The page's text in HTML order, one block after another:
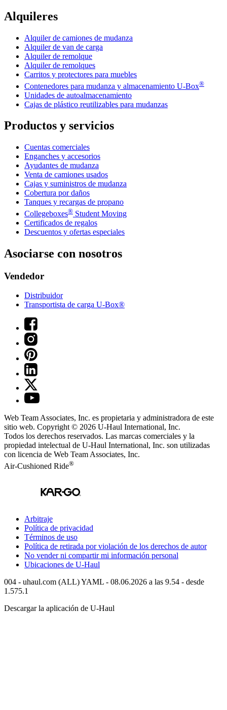
Alquileres
Alquiler de camiones de mudanza
Alquiler de van de carga
Alquiler de remolque
Alquiler de remolques
Carritos y protectores para muebles
Contenedores para mudanza y almacenamiento U-Box®
Unidades de autoalmacenamiento
Cajas de plástico reutilizables para mudanzas
Productos y servicios
Cuentas comerciales
Enganches y accesorios
Ayudantes de mudanza
Venta de camiones usados
Cajas y suministros de mudanza
Cobertura por daños
Tanques y recargas de propano
Collegeboxes® Student Moving
Certificados de regalos
Descuentos y ofertas especiales
Asociarse con nosotros
Vendedor
Distribuidor
Transportista de carga U-Box®
Web Team Associates, Inc. es propietaria y administradora de este
sitio web. Copyright © 2026 U-Haul International, Inc.
Todos los derechos reservados. Las marcas comerciales y la
propiedad intelectual de U-Haul International, Inc. son utilizadas
con licencia de Web Team Associates, Inc.
Air-Cushioned Ride®
Arbitraje
Política de privacidad
Términos de uso
Política de retirada por violación de los derechos de autor
No vender ni compartir mi información personal
Ubicaciones de U-Haul
004 - uhaul.com (ALL) YAML - 08.06.2026 a las 9.54 - desde
1.575.1
Descargar la aplicación de U-Haul